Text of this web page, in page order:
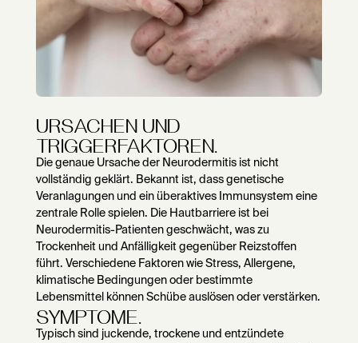
URSACHEN UND
TRIGGERFAKTOREN.
Die genaue Ursache der Neurodermitis ist nicht
vollständig geklärt. Bekannt ist, dass genetische
Veranlagungen und ein überaktives Immunsystem eine
zentrale Rolle spielen. Die Hautbarriere ist bei
Neurodermitis-Patienten geschwächt, was zu
Trockenheit und Anfälligkeit gegenüber Reizstoffen
führt. Verschiedene Faktoren wie Stress, Allergene,
klimatische Bedingungen oder bestimmte
Lebensmittel können Schübe auslösen oder verstärken.
SYMPTOME.
Typisch sind juckende, trockene und entzündete